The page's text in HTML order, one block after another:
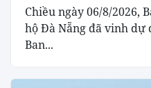
Chiều ngày 06/8/2026,
hộ Đà Nẵng đã vinh dự
Ban...